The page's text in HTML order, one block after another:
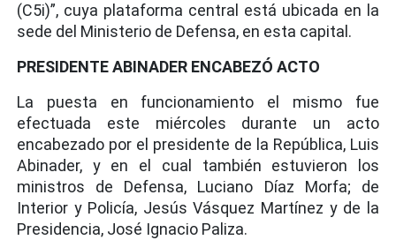
(C5i)”, cuya plataforma central está ubicada en la
sede del Ministerio de Defensa, en esta capital.
PRESIDENTE ABINADER ENCABEZÓ ACTO
La puesta en funcionamiento el mismo fue
efectuada este miércoles durante un acto
encabezado por el presidente de la República, Luis
Abinader, y en el cual también estuvieron los
ministros de Defensa, Luciano Díaz Morfa; de
Interior y Policía, Jesús Vásquez Martínez y de la
Presidencia, José Ignacio Paliza.